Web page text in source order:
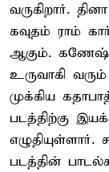
வருகிறார்.
கவுதம் ராம்
ஆகும். கணேஷ்
உருவாகி
முக்கிய
படத்திற்கு
படத்தின்